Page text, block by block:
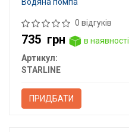
0 відгуків
735 грн
в наявності
Артикул:
STARLINE
ПРИДБАТИ